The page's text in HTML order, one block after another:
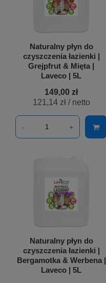
Naturalny płyn do
czyszczenia łazienki |
Grejpfrut & Mięta |
Laveco | 5L
149,00 zł
121,14 zł/ netto
- +
Naturalny płyn do
czyszczenia łazienki |
Bergamotka & Werbena |
Laveco | 5L